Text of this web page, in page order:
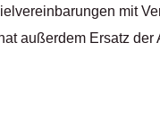
mit
außerdem Ersatz der